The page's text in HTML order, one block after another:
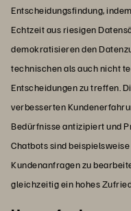
Entscheidungsfindung,
Echtzeit aus riesigen
demokratisieren den
technischen als auch nicht
Entscheidungen zu treffen.
verbesserten
Bedürfnisse antizipiert und
Chatbots sind
Kundenanfragen zu
gleichzeitig ein hohes